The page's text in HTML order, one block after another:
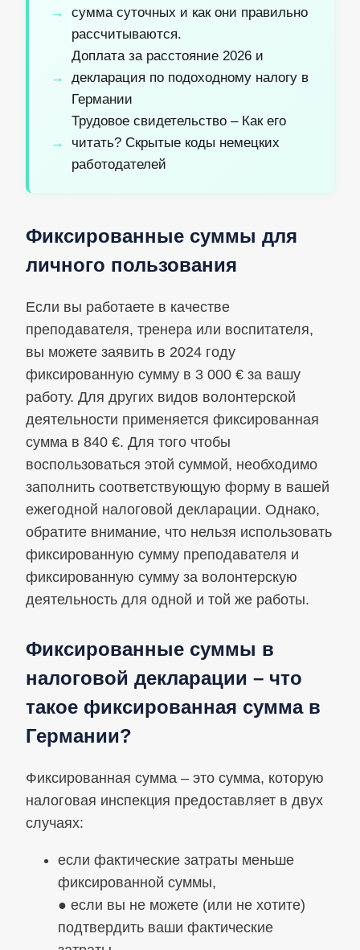
сумма суточных и как они правильно
рассчитываются.
Доплата за расстояние 2026 и
декларация по подоходному налогу в
Германии
Трудовое свидетельство – Как его
читать? Скрытые коды немецких
работодателей
Фиксированные суммы для
личного пользования
Если вы работаете в качестве
преподавателя, тренера или воспитателя,
вы можете заявить в 2024 году
фиксированную сумму в 3 000 € за вашу
работу. Для других видов волонтерской
деятельности применяется фиксированная
сумма в 840 €. Для того чтобы
воспользоваться этой суммой, необходимо
заполнить соответствующую форму в вашей
ежегодной налоговой декларации. Однако,
обратите внимание, что нельзя использовать
фиксированную сумму преподавателя и
фиксированную сумму за волонтерскую
деятельность для одной и той же работы.
Фиксированные суммы в
налоговой декларации – что
такое фиксированная сумма в
Германии?
Фиксированная сумма – это сумма, которую
налоговая инспекция предоставляет в двух
случаях:
если фактические затраты меньше
фиксированной суммы,
● если вы не можете (или не хотите)
подтвердить ваши фактические